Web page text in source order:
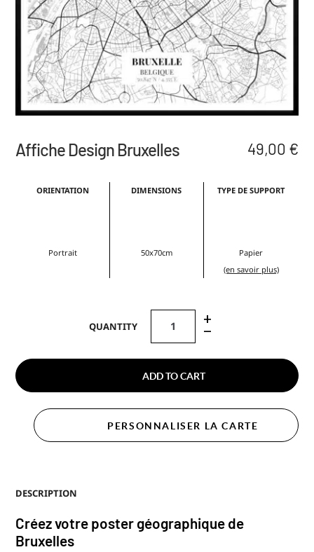
Affiche Design Bruxelles 49,00 €
ORIENTATION
Portrait
DIMENSIONS
50x70cm
TYPE DE SUPPORT
Papier
(en savoir plus)
QUANTITY +
–
ADD TO CART
PERSONNALISER LA CARTE
DESCRIPTION
Créez votre poster géographique de
Bruxelles